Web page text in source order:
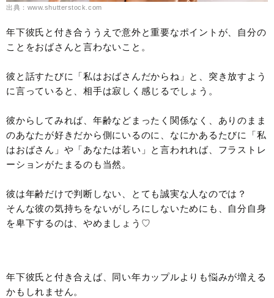
出典：www.shutterstock.com
年下彼氏と付き合ううえで意外と重要なポイントが、自分の
ことをおばさんと言わないこと。
彼と話すたびに「私はおばさんだからね」と、突き放すよう
に言っていると、相手は寂しく感じるでしょう。
彼からしてみれば、年齢などまったく関係なく、ありのまま
のあなたが好きだから側にいるのに、なにかあるたびに「私
はおばさん」や「あなたは若い」と言われれば、フラストレ
ーションがたまるのも当然。
彼は年齢だけで判断しない、とても誠実な人なのでは？
そんな彼の気持ちをないがしろにしないためにも、自分自身
を卑下するのは、やめましょう♡
年下彼氏と付き合えば、同い年カップルよりも悩みが増える
かもしれません。